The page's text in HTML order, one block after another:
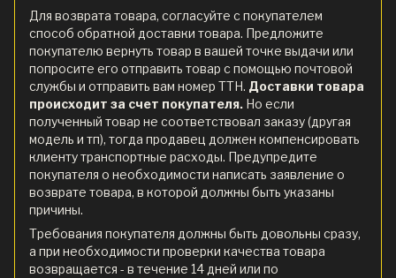
Для возврата товара, согласуйте с покупателем
способ обратной доставки товара. Предложите
покупателю вернуть товар в вашей точке выдачи или
попросите его отправить товар с помощью почтовой
службы и отправить вам номер ТТН. Доставки товара
происходит за счет покупателя. Но если
полученный товар не соответствовал заказу (другая
модель и тп), тогда продавец должен компенсировать
клиенту транспортные расходы. Предупредите
покупателя о необходимости написать заявление о
возврате товара, в которой должны быть указаны
причины.
Требования покупателя должны быть довольны сразу,
а при необходимости проверки качества товара
возвращается - в течение 14 дней или по